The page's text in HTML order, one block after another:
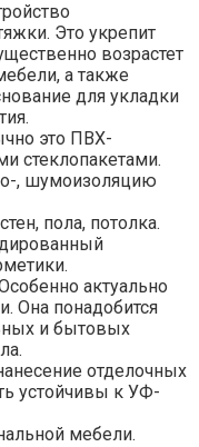
Это укрепит
возрастет
а также
для укладки
это ПВХ-
стеклопакетами.
, шумоизоляцию
пола, потолка.
актуально
Она понадобится
и бытовых
отделочных
устойчивы к УФ-
мебели.